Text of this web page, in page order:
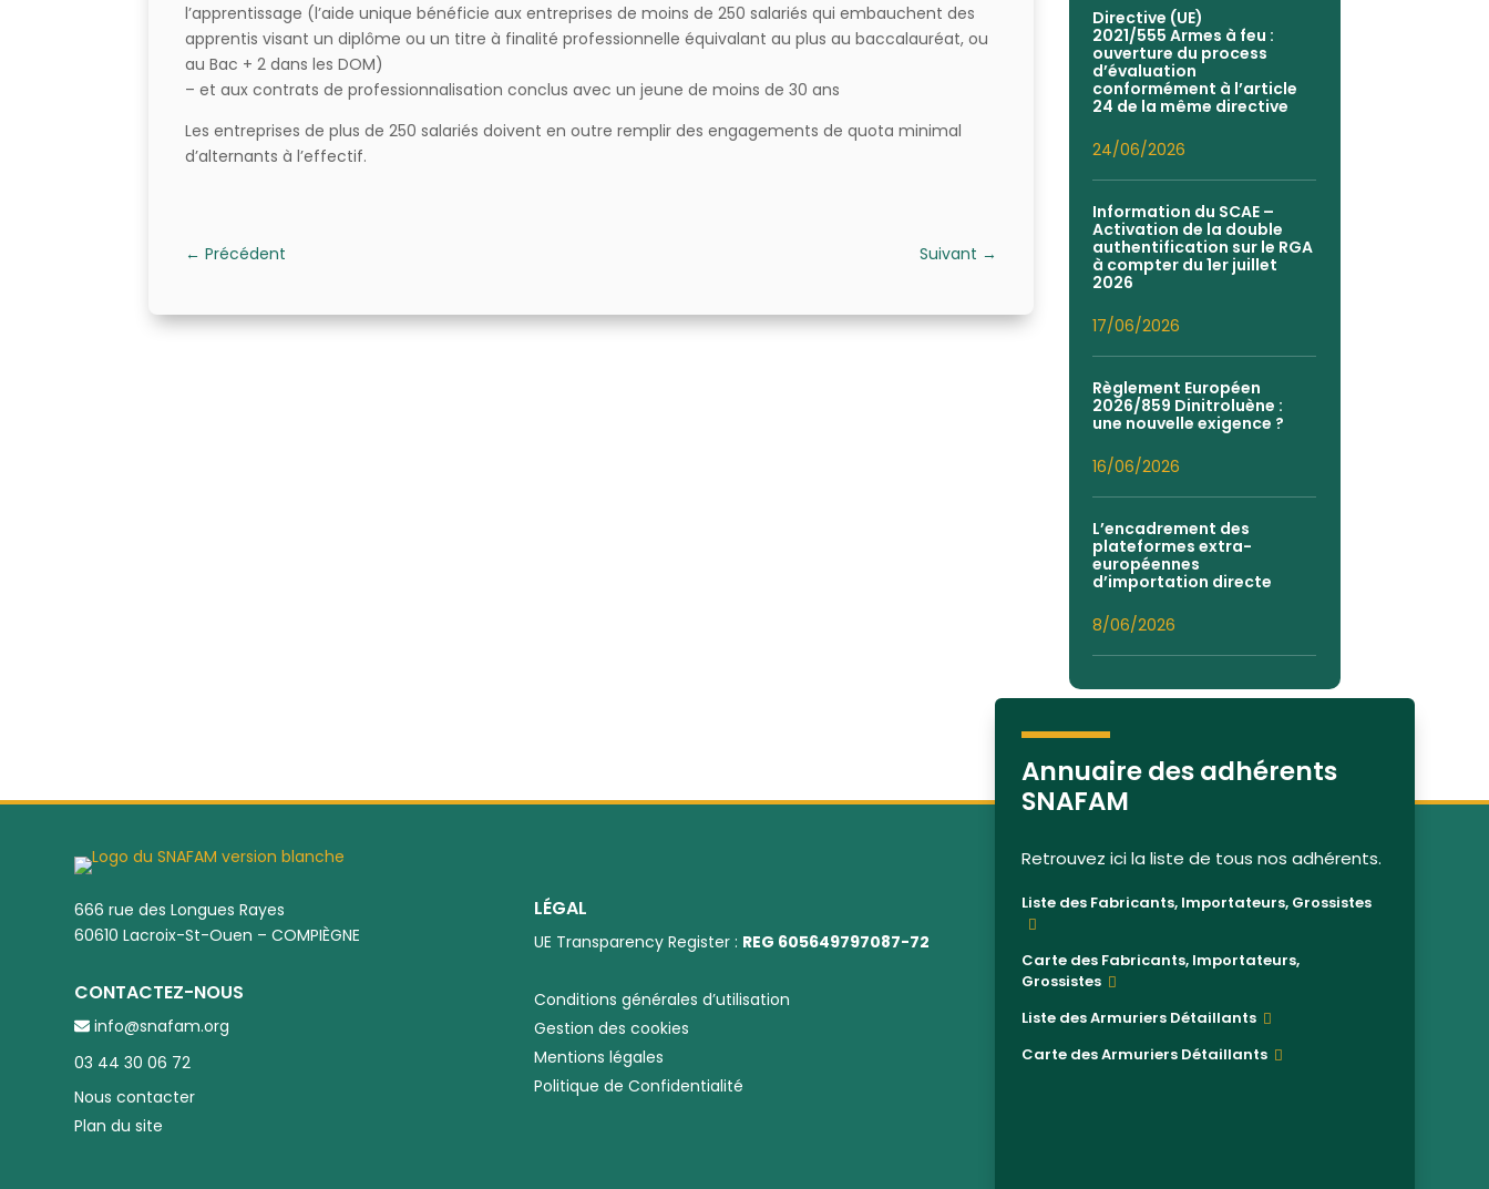
l’apprentissage (l’aide unique bénéficie aux entreprises de moins de 250 salariés qui embauchent des
apprentis visant un diplôme ou un titre à finalité professionnelle équivalant au plus au baccalauréat, ou
au Bac + 2 dans les DOM)
– et aux contrats de professionnalisation conclus avec un jeune de moins de 30 ans
Les entreprises de plus de 250 salariés doivent en outre remplir des engagements de quota minimal
d’alternants à l’effectif.
← Précédent Suivant →
Directive (UE)
2021/555 Armes à feu :
ouverture du process
d’évaluation
conformément à l’article
24 de la même directive
24/06/2026
Information du SCAE –
Activation de la double
authentification sur le RGA
à compter du 1er juillet
2026
17/06/2026
Règlement Européen
2026/859 Dinitroluène :
une nouvelle exigence ?
16/06/2026
L’encadrement des
plateformes extra-
européennes
d’importation directe
8/06/2026
666 rue des Longues Rayes
60610 Lacroix-St-Ouen – COMPIÈGNE
CONTACTEZ-NOUS
info@snafam.org
03 44 30 06 72
Nous contacter
Plan du site
LÉGAL
UE Transparency Register : REG 605649797087-72
Conditions générales d’utilisation
Gestion des cookies
Mentions légales
Politique de Confidentialité
Annuaire des adhérents
SNAFAM
Retrouvez ici la liste de tous nos adhérents.
Liste des Fabricants, Importateurs, Grossistes
Carte des Fabricants, Importateurs,
Grossistes
Liste des Armuriers Détaillants
Carte des Armuriers Détaillants